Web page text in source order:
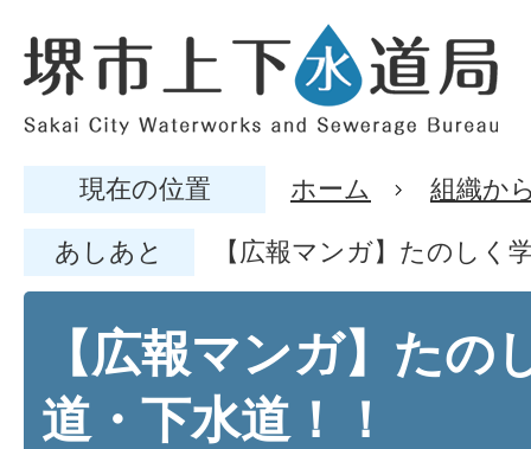
現在の位置 ホーム 組織か
あしあと 【広報マンガ】たのしく
【広報マンガ】たの
道・下水道！！